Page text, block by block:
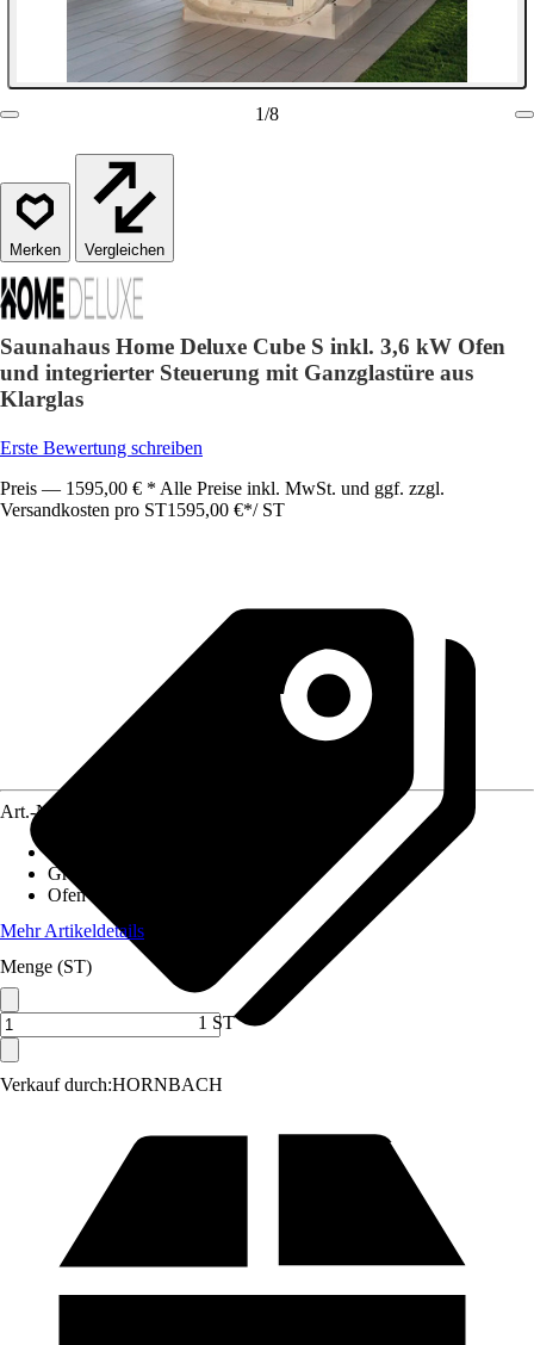
1/8
Vergleichen
Saunahaus Home Deluxe Cube S inkl. 3,6 kW Ofen
und integrierter Steuerung mit Ganzglastüre aus
Klarglas
Erste Bewertung schreiben
Preis — 1595,00 € * Alle Preise inkl. MwSt. und ggf. zzgl.
Versandkosten pro ST1595,00 €*/ ST
Verkauf durch:HORNBACH
Art.-Nr.
Grundfläche Saunahaus
Ofen Typ
Mehr Artikeldetails
Menge (ST)
1 ST